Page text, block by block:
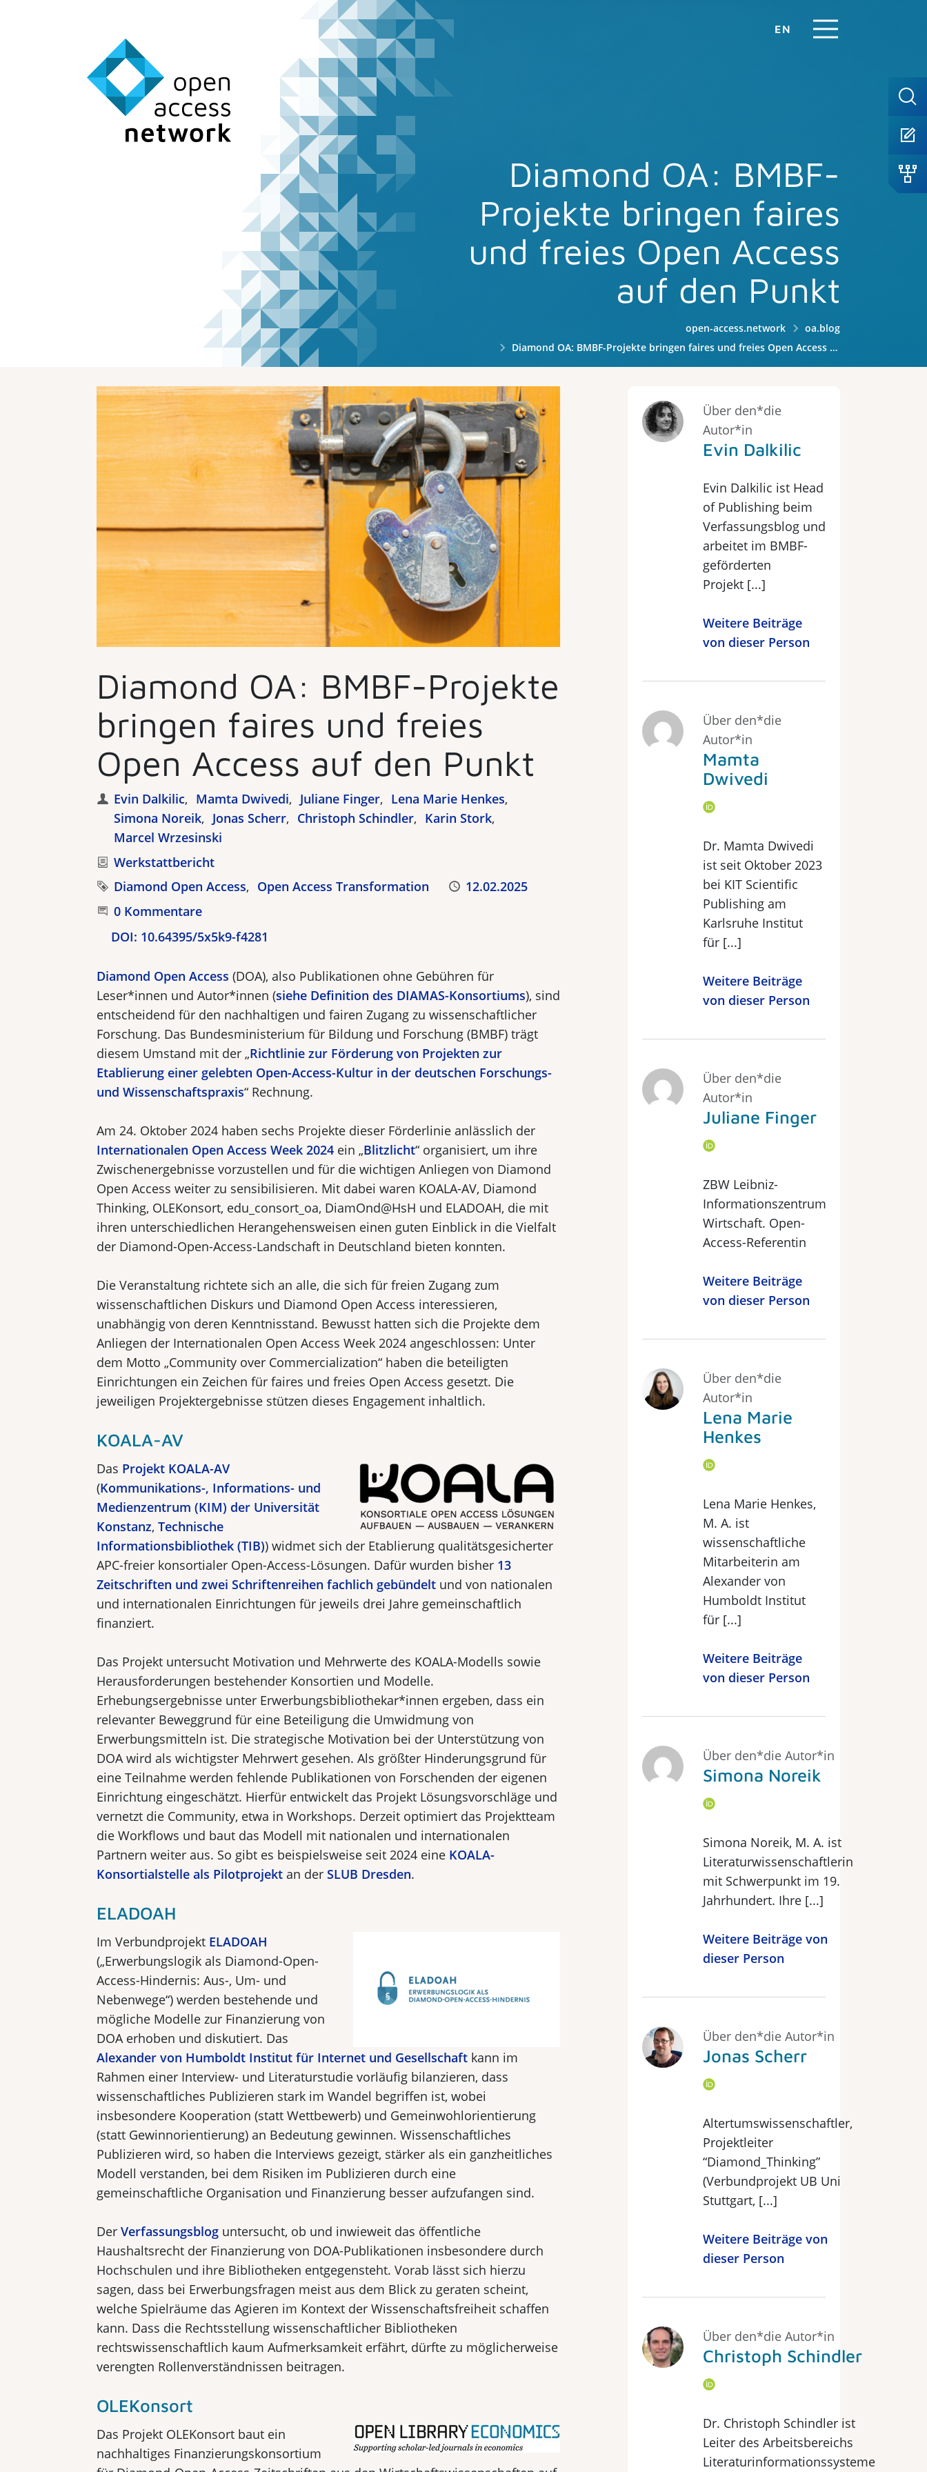
EN
Diamond OA: BMBF-
Projekte bringen faires
und freies Open Access
auf den Punkt
open-access.network
oa.blog
Diamond OA: BMBF-Projekte bringen faires und freies Open Access auf den Punkt
Diamond OA: BMBF-Projekte
bringen faires und freies
Open Access auf den Punkt
Autoren
Evin Dalkilic Mamta Dwivedi Juliane Finger
Lena Marie Henkes
Simona Noreik
Jonas Scherr Christoph Schindler
Karin Stork
Marcel Wrzesinski
Kategorie
Werkstattbericht
Tags
Diamond Open Access Open Access Transformation Veröffentlicht
12.02.2025
Beginnen Sie die Unterhaltung
0 Kommentare
DOI: 10.64395/5x5k9-f4281
Diamond Open Access (DOA), also Publikationen ohne Gebühren für
Leser*innen und Autor*innen (siehe Definition des DIAMAS-Konsortiums), sind
entscheidend für den nachhaltigen und fairen Zugang zu wissenschaftlicher
Forschung. Das Bundesministerium für Bildung und Forschung (BMBF) trägt
diesem Umstand mit der „Richtlinie zur Förderung von Projekten zur
Etablierung einer gelebten Open-Access-Kultur in der deutschen Forschungs-
und Wissenschaftspraxis“ Rechnung.
Am 24. Oktober 2024 haben sechs Projekte dieser Förderlinie anlässlich der
Internationalen Open Access Week 2024 ein „Blitzlicht“ organisiert, um ihre
Zwischenergebnisse vorzustellen und für die wichtigen Anliegen von Diamond
Open Access weiter zu sensibilisieren. Mit dabei waren KOALA-AV, Diamond
Thinking, OLEKonsort, edu_consort_oa, DiamOnd@HsH und ELADOAH, die mit
ihren unterschiedlichen Herangehensweisen einen guten Einblick in die Vielfalt
der Diamond-Open-Access-Landschaft in Deutschland bieten konnten.
Die Veranstaltung richtete sich an alle, die sich für freien Zugang zum
wissenschaftlichen Diskurs und Diamond Open Access interessieren,
unabhängig von deren Kenntnisstand. Bewusst hatten sich die Projekte dem
Anliegen der Internationalen Open Access Week 2024 angeschlossen: Unter
dem Motto „Community over Commercialization“ haben die beteiligten
Einrichtungen ein Zeichen für faires und freies Open Access gesetzt. Die
jeweiligen Projektergebnisse stützen dieses Engagement inhaltlich.
KOALA-AV
Das Projekt KOALA-AV
(Kommunikations-, Informations- und
Medienzentrum (KIM) der Universität
Konstanz, Technische
Informationsbibliothek (TIB)) widmet sich der Etablierung qualitätsgesicherter
APC-freier konsortialer Open-Access-Lösungen. Dafür wurden bisher 13
Zeitschriften und zwei Schriftenreihen fachlich gebündelt und von nationalen
und internationalen Einrichtungen für jeweils drei Jahre gemeinschaftlich
finanziert.
Das Projekt untersucht Motivation und Mehrwerte des KOALA-Modells sowie
Herausforderungen bestehender Konsortien und Modelle.
Erhebungsergebnisse unter Erwerbungsbibliothekar*innen ergeben, dass ein
relevanter Beweggrund für eine Beteiligung die Umwidmung von
Erwerbungsmitteln ist. Die strategische Motivation bei der Unterstützung von
DOA wird als wichtigster Mehrwert gesehen. Als größter Hinderungsgrund für
eine Teilnahme werden fehlende Publikationen von Forschenden der eigenen
Einrichtung eingeschätzt. Hierfür entwickelt das Projekt Lösungsvorschläge und
vernetzt die Community, etwa in Workshops. Derzeit optimiert das Projektteam
die Workflows und baut das Modell mit nationalen und internationalen
Partnern weiter aus. So gibt es beispielsweise seit 2024 eine KOALA-
Konsortialstelle als Pilotprojekt an der SLUB Dresden.
ELADOAH
Im Verbundprojekt ELADOAH
(„Erwerbungslogik als Diamond-Open-
Access-Hindernis: Aus-, Um- und
Nebenwege“) werden bestehende und
mögliche Modelle zur Finanzierung von
DOA erhoben und diskutiert. Das
Alexander von Humboldt Institut für Internet und Gesellschaft kann im
Rahmen einer Interview- und Literaturstudie vorläufig bilanzieren, dass
wissenschaftliches Publizieren stark im Wandel begriffen ist, wobei
insbesondere Kooperation (statt Wettbewerb) und Gemeinwohlorientierung
(statt Gewinnorientierung) an Bedeutung gewinnen. Wissenschaftliches
Publizieren wird, so haben die Interviews gezeigt, stärker als ein ganzheitliches
Modell verstanden, bei dem Risiken im Publizieren durch eine
gemeinschaftliche Organisation und Finanzierung besser aufzufangen sind.
Der Verfassungsblog untersucht, ob und inwieweit das öffentliche
Haushaltsrecht der Finanzierung von DOA-Publikationen insbesondere durch
Hochschulen und ihre Bibliotheken entgegensteht. Vorab lässt sich hierzu
sagen, dass bei Erwerbungsfragen meist aus dem Blick zu geraten scheint,
welche Spielräume das Agieren im Kontext der Wissenschaftsfreiheit schaffen
kann. Dass die Rechtsstellung wissenschaftlicher Bibliotheken
rechtswissenschaftlich kaum Aufmerksamkeit erfährt, dürfte zu möglicherweise
verengten Rollenverständnissen beitragen.
OLEKonsort
Das Projekt OLEKonsort baut ein
nachhaltiges Finanzierungskonsortium
Über den*die
Autor*in
Evin Dalkilic
Evin Dalkilic ist Head
of Publishing beim
Verfassungsblog und
arbeitet im BMBF-
geförderten
Projekt [...]
Weitere Beiträge
von dieser Person
Über den*die
Autor*in
Mamta
Dwivedi
Dr. Mamta Dwivedi
ist seit Oktober 2023
bei KIT Scientific
Publishing am
Karlsruhe Institut
für [...]
Weitere Beiträge
von dieser Person
Über den*die
Autor*in
Juliane Finger
ZBW Leibniz-
Informationszentrum
Wirtschaft. Open-
Access-Referentin
Weitere Beiträge
von dieser Person
Über den*die
Autor*in
Lena Marie
Henkes
Lena Marie Henkes,
M. A. ist
wissenschaftliche
Mitarbeiterin am
Alexander von
Humboldt Institut
für [...]
Weitere Beiträge
von dieser Person
Über den*die Autor*in
Simona Noreik
Simona Noreik, M. A. ist
Literaturwissenschaftlerin
mit Schwerpunkt im 19.
Jahrhundert. Ihre [...]
Weitere Beiträge von
dieser Person
Über den*die Autor*in
Jonas Scherr
Altertumswissenschaftler,
Projektleiter
“Diamond_Thinking”
(Verbundprojekt UB Uni
Stuttgart, [...]
Weitere Beiträge von
dieser Person
Über den*die Autor*in
Christoph Schindler
Dr. Christoph Schindler ist
Leiter des Arbeitsbereichs
Literaturinformationssysteme